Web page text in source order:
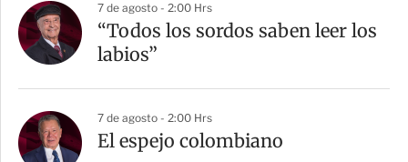
7 de agosto - 2:00 Hrs
“Todos los sordos saben leer los
labios”
7 de agosto - 2:00 Hrs
El espejo colombiano